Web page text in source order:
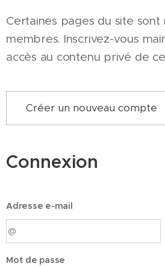
Certaines pages du site sont
membres. Inscrivez-vous
accès au contenu privé de
Créer un nouveau compte
Connexion
Adresse e-mail
Mot de passe